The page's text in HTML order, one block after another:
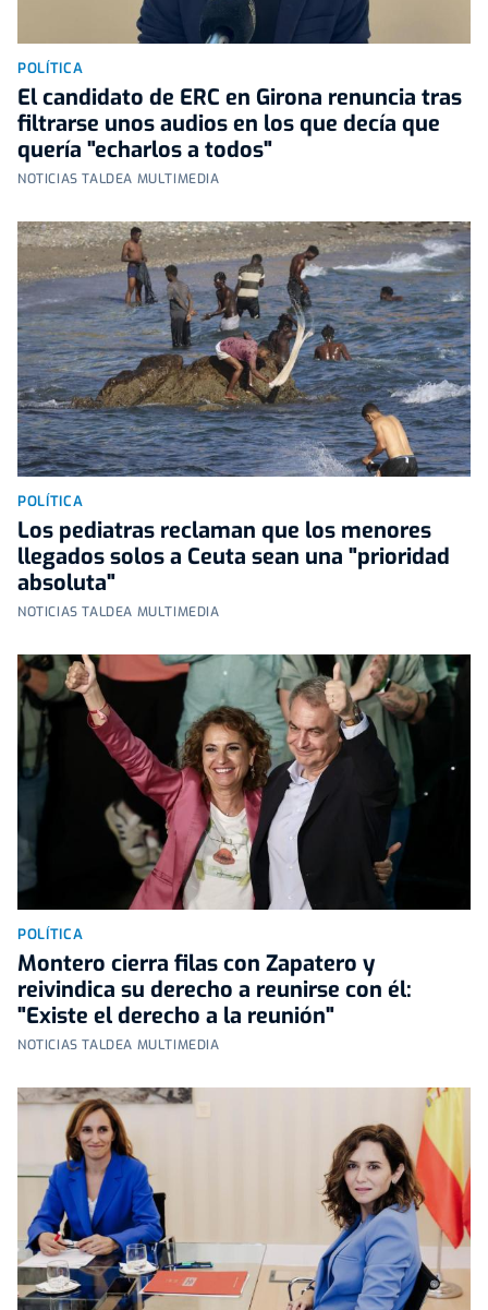
POLÍTICA
El candidato de ERC en Girona renuncia tras
filtrarse unos audios en los que decía que
quería "echarlos a todos"
NOTICIAS TALDEA MULTIMEDIA
POLÍTICA
Los pediatras reclaman que los menores
llegados solos a Ceuta sean una "prioridad
absoluta"
NOTICIAS TALDEA MULTIMEDIA
POLÍTICA
Montero cierra filas con Zapatero y
reivindica su derecho a reunirse con él:
"Existe el derecho a la reunión"
NOTICIAS TALDEA MULTIMEDIA